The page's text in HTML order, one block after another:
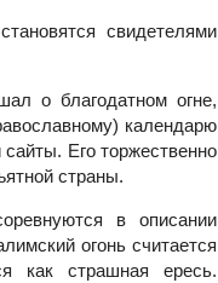
свидетелями
о благодатном огне,
календарю
Его торжественно
страны.
в описании
огонь считается
как страшная ересь.